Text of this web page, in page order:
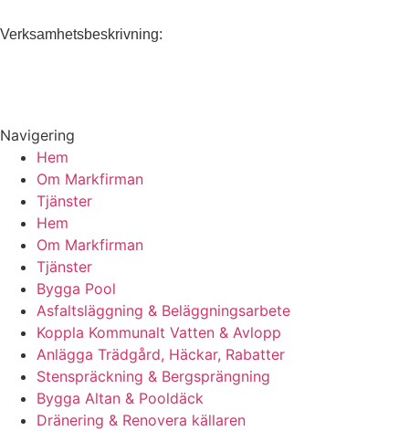
Verksamhetsbeskrivning:
Navigering
Hem
Om Markfirman
Tjänster
Hem
Om Markfirman
Tjänster
Bygga Pool
Asfaltsläggning & Beläggningsarbete
Koppla Kommunalt Vatten & Avlopp
Anlägga Trädgård, Häckar, Rabatter
Stenspräckning & Bergsprängning
Bygga Altan & Pooldäck
Dränering & Renovera källaren